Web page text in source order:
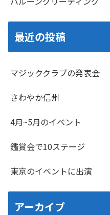
最近の投稿
マジッククラブの発表会
さわやか信州
4月~5月のイベント
鑑賞会で10ステージ
東京のイベントに出演
アーカイブ